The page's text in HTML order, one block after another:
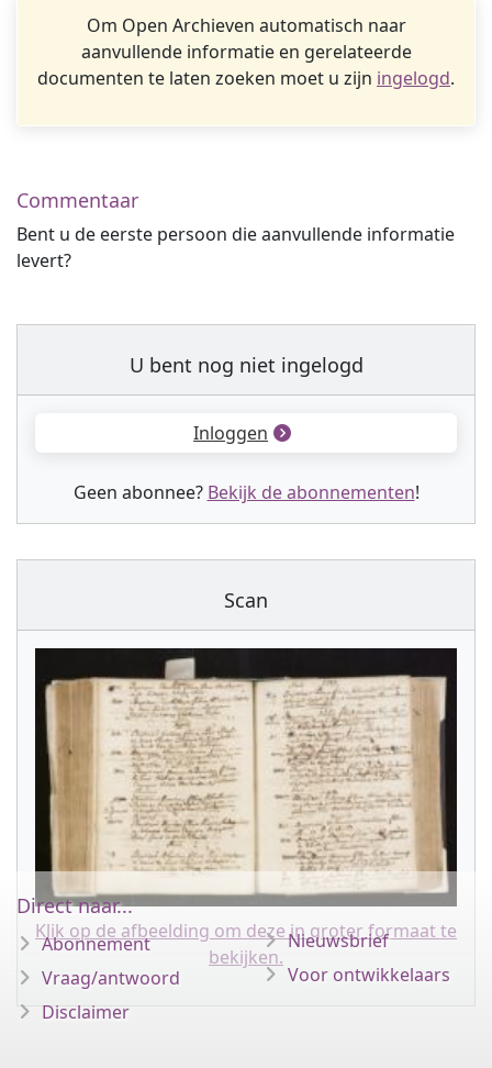
Om Open Archieven automatisch naar
aanvullende informatie en gerelateerde
documenten te laten zoeken moet u zijn ingelogd.
Commentaar
Bent u de eerste persoon die aanvullende informatie
levert?
U bent nog niet ingelogd
Inloggen
Geen abonnee? Bekijk de abonnementen!
Scan
Klik op de afbeelding om deze in groter formaat te
bekijken.
Direct naar...
Abonnement
Vraag/antwoord
Disclaimer
Nieuwsbrief
Voor ontwikkelaars